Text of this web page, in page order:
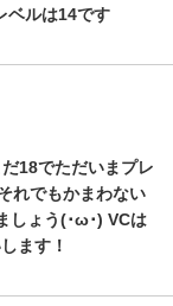
ベルは14です
18でただいまプレ
れでもかまわない
しょう(･ω･) VCは
ます！